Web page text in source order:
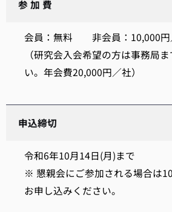
参 加 費
会員：無料 非会員：10,000円
（研究会入会希望の方は事務局
い。年会費20,000円／社）
申込締切
令和6年10月14日(月)まで
※ 懇親会にご参加される場合は
お申し込みください。